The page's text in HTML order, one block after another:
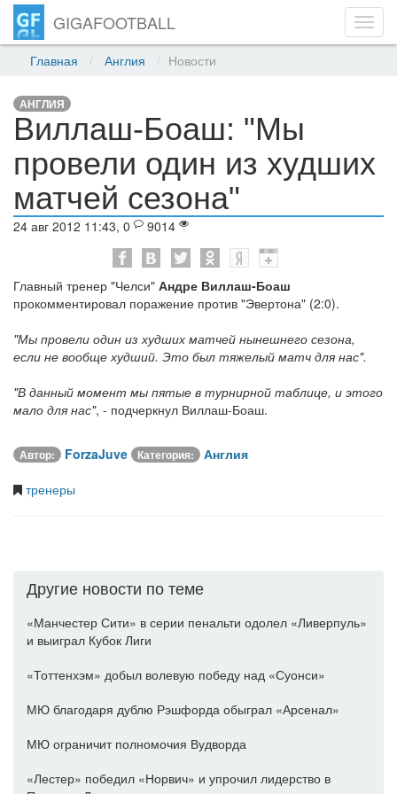
GIGAFOOTBALL
Главная Англия Новости
АНГЛИЯ
Виллаш-Боаш: "Мы
провели один из худших
матчей сезона"
24 авг 2012 11:43, 0 9014
Главный тренер "Челси" Андре Виллаш-Боаш
прокомментировал поражение против "Эвертона" (2:0).
"Мы провели один из худших матчей нынешнего сезона,
если не вообще худший. Это был тяжелый матч для нас".
"В данный момент мы пятые в турнирной таблице, и этого
мало для нас", - подчеркнул Виллаш-Боаш.
Автор: ForzaJuve Категория:
Англия
тренеры
Другие новости по теме
«Манчестер Сити» в серии пенальти одолел «Ливерпуль»
и выиграл Кубок Лиги
«Тоттенхэм» добыл волевую победу над «Суонси»
МЮ благодаря дублю Рэшфорда обыграл «Арсенал»
МЮ ограничит полномочия Вудворда
«Лестер» победил «Норвич» и упрочил лидерство в